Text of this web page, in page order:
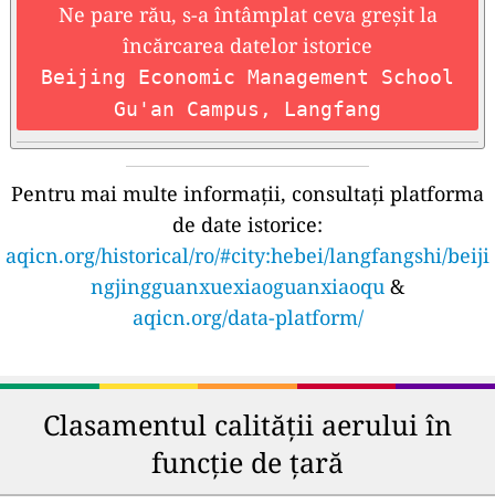
Ne pare rău, s-a întâmplat ceva greșit la
încărcarea datelor istorice
Beijing Economic Management School
Gu'an Campus, Langfang
Pentru mai multe informații, consultați platforma
de date istorice:
aqicn.org/historical/ro/#city:hebei/langfangshi/beiji
ngjingguanxuexiaoguanxiaoqu &
aqicn.org/data-platform/
Clasamentul calității aerului în
funcție de țară